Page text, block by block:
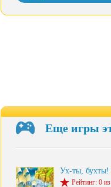
Еще игры
Ух-ты, бухты!
Рейтинг: 0